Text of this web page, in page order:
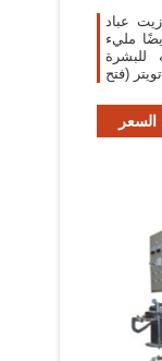
عباد
مليء
للبشرة
(فتح